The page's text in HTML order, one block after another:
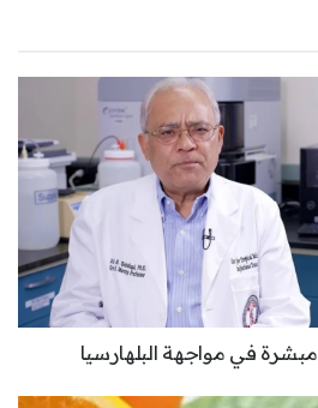
في مواجهة البلهارسيا